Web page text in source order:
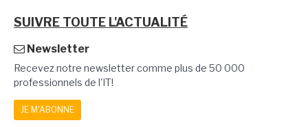
SUIVRE TOUTE L'ACTUALITÉ
Newsletter
Recevez notre newsletter comme plus de 50 000
professionnels de l'IT!
JE M'ABONNE